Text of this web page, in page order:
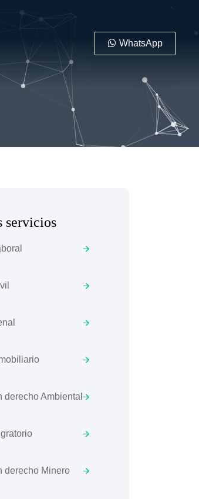
PENAL
WhatsApp
servicios
derecho Ambiental
derecho Minero